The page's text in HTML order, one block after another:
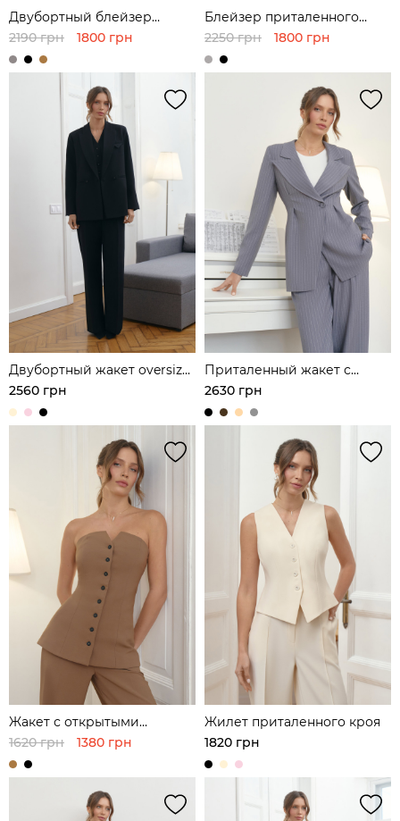
Двубортный блейзер
прямого кроя
2190 грн 1800 грн
Блейзер приталенного
кроя
2250 грн 1800 грн
Двубортный жакет oversize
кроя
2560 грн
Приталенный жакет с
акцентом на талии
2630 грн
Жакет с открытыми
плечами
1620 грн 1380 грн
Жилет приталенного кроя
1820 грн